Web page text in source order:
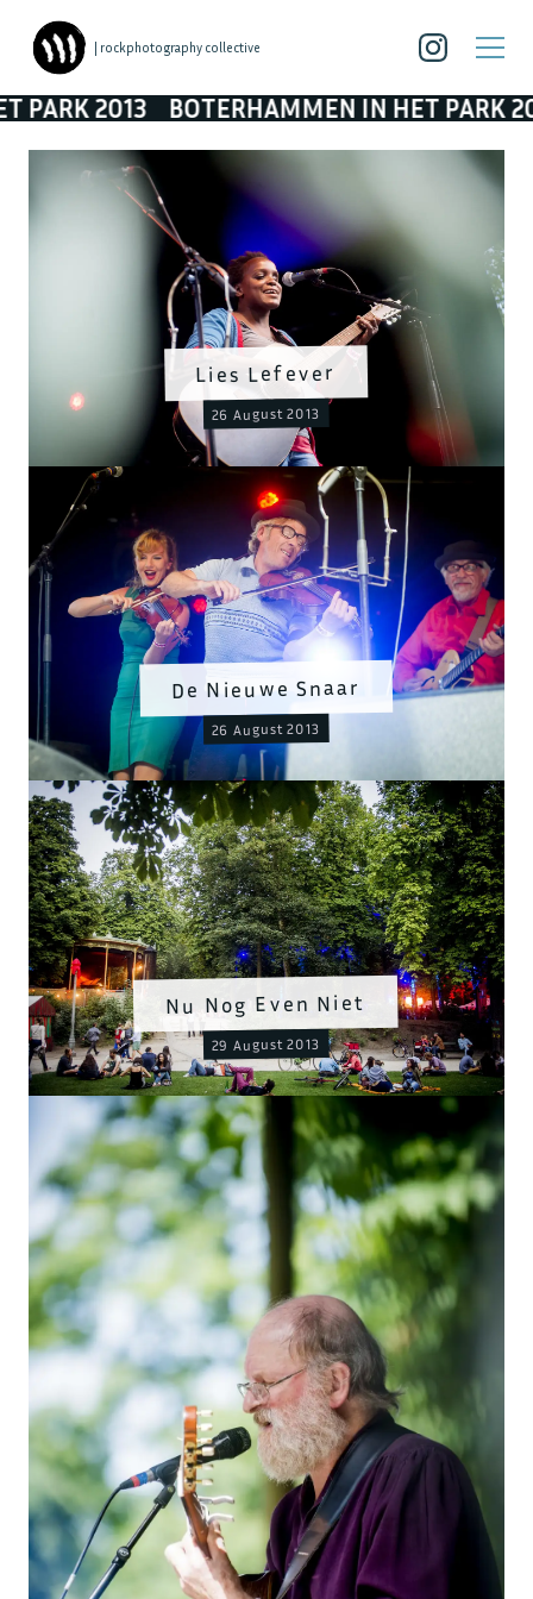
| rockphotography collective
2013 BOTERHAMMEN IN HET PARK
De Nieuwe Snaar
26 August 2013
Nu Nog Even Niet
29 August 2013
Lies Lefever
26 August 2013